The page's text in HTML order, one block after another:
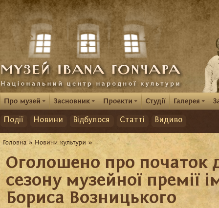
Події Новини Відбулося Статті Видиво
Оголошено про початок
сезону музейної премії
Бориса Возницького